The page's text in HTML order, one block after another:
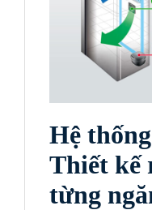
Hệ
Thiết kế
từng